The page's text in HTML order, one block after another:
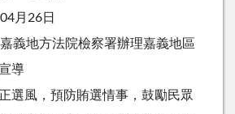
月26日
義地方法院檢察署辦理嘉義地區
導
選風，預防賄選情事，鼓勵民眾